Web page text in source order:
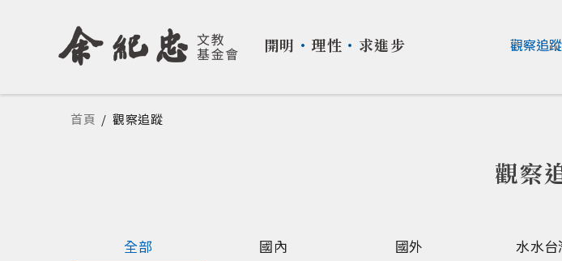
開明 ・ 理性 ・ 求進步 觀察追蹤
您在這裡
首頁 / 觀察追蹤
觀察
全部 國內 國外 水水台